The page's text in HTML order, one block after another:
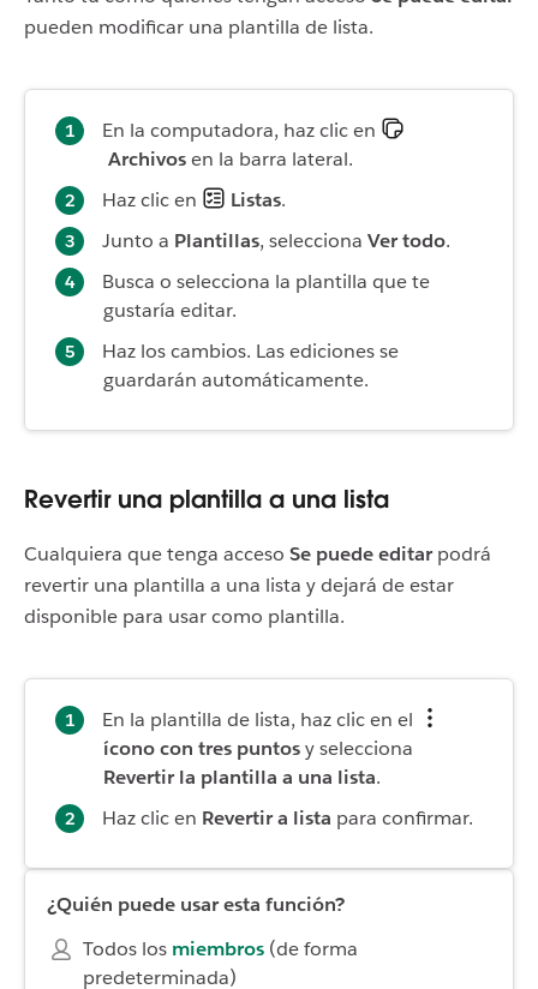
pueden modificar una plantilla de lista.
En la computadora, haz clic en
Archivosen la barra lateral.
Haz clic en
Listas.
Junto a Plantillas, selecciona Ver todo.
Busca o selecciona la plantilla que te
gustaría editar.
Haz los cambios. Las ediciones se
guardarán automáticamente.
Revertir una plantilla a una lista
Cualquiera que tenga acceso Se puede editarpodrá
revertir una plantilla a una lista y dejará de estar
disponible para usar como plantilla.
En la plantilla de lista, haz clic en el
ícono con tres puntosy selecciona
Revertir la plantilla a una lista.
Haz clic en Revertir a lista para confirmar.
¿Quién puede usar esta función?
Todos los miembros (de forma
predeterminada)